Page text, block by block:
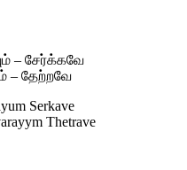
– சேர்க்கவே
– தேற்றவே
Serkave
Thetrave